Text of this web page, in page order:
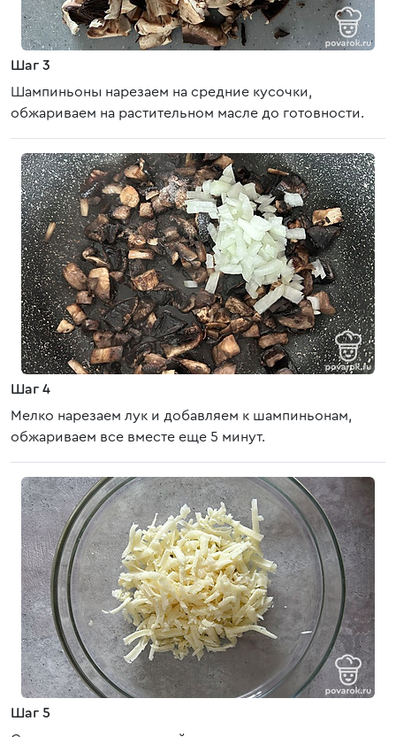
Шаг 3
Шампиньоны нарезаем на средние кусочки,
обжариваем на растительном масле до готовности.
Шаг 4
Мелко нарезаем лук и добавляем к шампиньонам,
обжариваем все вместе еще 5 минут.
Шаг 5